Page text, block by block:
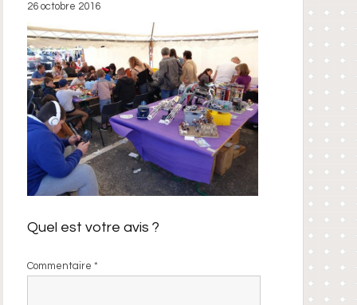
26 octobre 2016
Quel est votre avis ?
Commentaire*